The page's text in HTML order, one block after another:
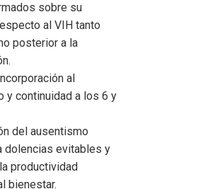
sobre su
al VIH tanto
posterior a la
al
y continuidad a los 6 y
del ausentismo
dolencias evitables y
productividad
bienestar.